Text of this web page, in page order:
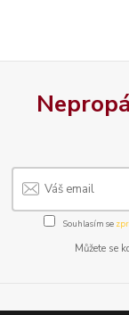
Souhlasím se
Můžete se